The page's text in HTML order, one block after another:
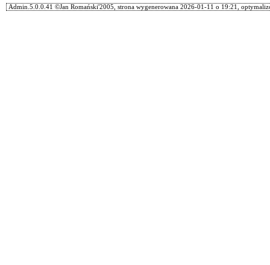
Admin.5.0.0.41 ©Jan Romański'2005, strona wygenerowana 2026-01-11 o 19:21,